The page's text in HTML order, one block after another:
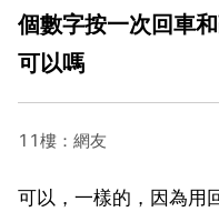
個數字按一次回車
可以嗎
11樓：網友
可以，一樣的，因為用